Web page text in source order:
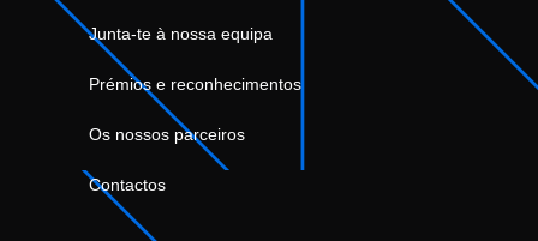
Junta-te à nossa equipa
Prémios e reconhecimentos
Os nossos parceiros
Contactos